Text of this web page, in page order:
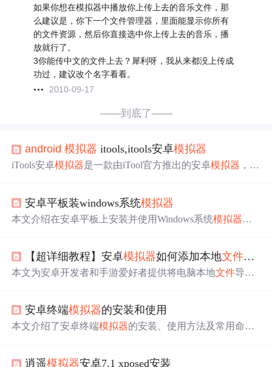
如果你想在模拟器中播放你上传上去的音乐文件，那
么建议是，你下一个文件管理器，里面能显示你所有
的文件资源，然后你直接选中你上传上去的音乐，播
放就行了。
3你能传中文的文件上去？犀利呀，我从来都没上传成
功过，建议改个名字看看。
2010-09-17
——到底了——
android 模拟器 itools,itools安卓模拟器
iTools安卓模拟器是一款由iTool官方推出的安卓模拟器 ，具
捷 操作，体验流畅的手游玩法。
安卓平板装windows系统模拟器
本文介绍在安卓平板上安装并使用Windows系统模拟器实
ows应用程序，还给出优化使用体验的建议，不过受硬件
限制不能完全替代PC。
【超详细教程】安卓模拟器如何添加本地文件？音
本文为安卓开发者和手游爱好者提供将电脑本地文件导入
夹、ADB命令、第三方工具等传输方法，以及
巧、常见问题解答和高级技巧。
安卓终端模拟器的安装和使用
本文介绍了安卓终端模拟器的安装、使用方法及常用命
目录、安装Busybox等。
逍遥模拟器安卓7.1 xposed安装